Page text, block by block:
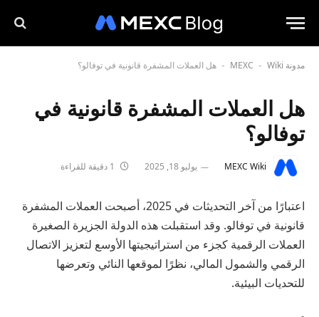
مدونة MEXC - Wiki
- هل العملات المشفرة قانونية في توفالو؟
هل العملات المشفرة قانونية في
توفالو؟
MEXC Wiki يوليو 18, 2025
اعتبارًا من آخر التحديثات في 2025، أصبحت العملات المشفرة
قانونية في توفالو. وقد استقبلت هذه الدولة الجزيرة الصغيرة
العملات الرقمية كجزء من استراتيجيتها الأوسع لتعزيز الاتصال
الرقمي والشمول المالي، نظرًا لموقعها النائي وتعرضها
للتحديات البيئية.